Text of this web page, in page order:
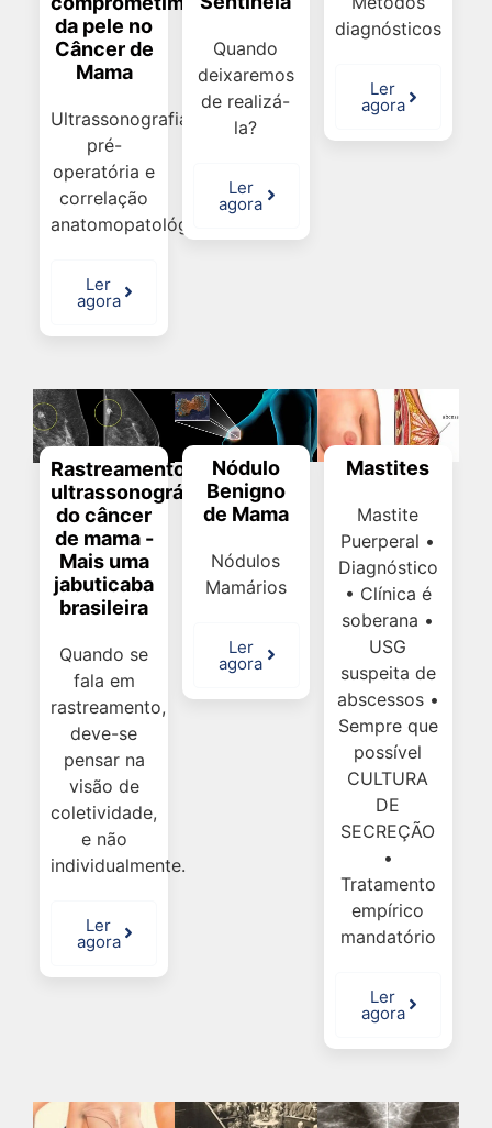
da pele no
Câncer de
Mama
Ultrassonografia
pré-
operatória e
correlação
anatomopatológica.
Ler
agora
Quando
deixaremos
de realizá-
la?
Ler
agora
diagnósticos
Ler
agora
Rastreamento
ultrassonográfico
do câncer
de mama -
Mais uma
jabuticaba
brasileira
Quando se
fala em
rastreamento,
deve-se
pensar na
visão de
coletividade,
e não
individualmente.
Ler
agora
Nódulo
Benigno
de Mama
Nódulos
Mamários
Ler
agora
Mastites
Mastite
Puerperal •
Diagnóstico
• Clínica é
soberana •
USG
suspeita de
abscessos •
Sempre que
possível
CULTURA
DE
SECREÇÃO
•
Tratamento
empírico
mandatório
Ler
agora